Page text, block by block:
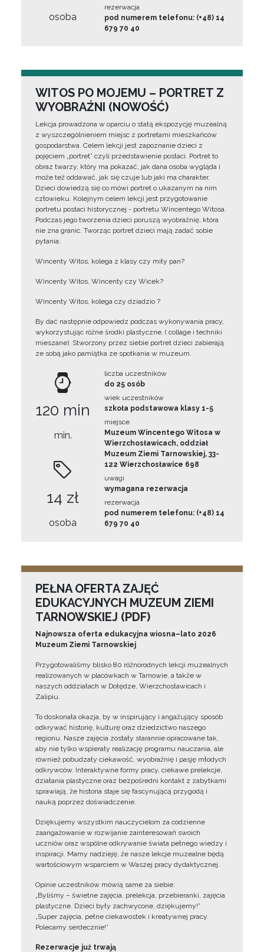
osoba
rezerwacja
pod numerem telefonu: (+48) 14
679 70 40
WITOS PO MOJEMU – PORTRET Z
WYOBRAŹNI (NOWOŚĆ)
Lekcja prowadzona w oparciu o stałą ekspozycję muzealną
z wyszczególnieniem miejsc z portretami mieszkańców
gospodarstwa. Celem lekcji jest zapoznanie dzieci z
pojęciem „portret” czyli przedstawienie postaci. Portret to
obraz twarzy, który ma pokazać, jak dana osoba wygląda i
może też oddawać, jak się czuje lub jaki ma charakter.
Dzieci dowiedzą się co mówi portret o ukazanym na nim
człowieku. Kolejnym celem lekcji jest przygotowanie
portretu postaci historycznej - portretu Wincentego Witosa.
Podczas jego tworzenia dzieci poruszą wyobraźnię, która
nie zna granic. Tworząc portret dzieci mają zadać sobie
pytania:
Wincenty Witos, kolega z klasy czy miły pan?
Wincenty Witos, Wincenty czy Wicek?
Wincenty Witos, kolega czy dziadzio ?
By dać następnie odpowiedz podczas wykonywania pracy,
wykorzystując różne środki plastyczne, ( collage i techniki
mieszane). Stworzony przez siebie portret dzieci zabierają
ze sobą jako pamiątka ze spotkania w muzeum.
120 min
min.
14 zł
osoba
liczba uczestników
do 25 osób
wiek uczestników
szkoła podstawowa klasy 1-5
miejsce
Muzeum Wincentego Witosa w
Wierzchosławicach, oddział
Muzeum Ziemi Tarnowskiej, 33-
122 Wierzchosławice 698
uwagi
wymagana rezerwacja
rezerwacja
pod numerem telefonu: (+48) 14
679 70 40
PEŁNA OFERTA ZAJĘĆ
EDUKACYJNYCH MUZEUM ZIEMI
TARNOWSKIEJ (PDF)
Najnowsza oferta edukacyjna wiosna–lato 2026
Muzeum Ziemi Tarnowskiej
Przygotowaliśmy blisko 80 różnorodnych lekcji muzealnych
realizowanych w placówkach w Tarnowie, a także w
naszych oddziałach w Dołędze, Wierzchosławicach i
Zalipiu.
To doskonała okazja, by w inspirujący i angażujący sposób
odkrywać historię, kulturę oraz dziedzictwo naszego
regionu. Nasze zajęcia zostały starannie opracowane tak,
aby nie tylko wspierały realizację programu nauczania, ale
również pobudzały ciekawość, wyobraźnię i pasję młodych
odkrywców. Interaktywne formy pracy, ciekawe prelekcje,
działania plastyczne oraz bezpośredni kontakt z zabytkami
sprawiają, że historia staje się fascynującą przygodą i
nauką poprzez doświadczenie.
Dziękujemy wszystkim nauczycielom za codzienne
zaangażowanie w rozwijanie zainteresowań swoich
uczniów oraz wspólne odkrywanie świata pełnego wiedzy i
inspiracji. Mamy nadzieję, że nasze lekcje muzealne będą
wartościowym wsparciem w Waszej pracy dydaktycznej.
Opinie uczestników mówią same za siebie:
„Byliśmy – świetne zajęcia, prelekcja, przebieranki, zajęcia
plastyczne. Dzieci były zachwycone, dziękujemy!”
„Super zajęcia, pełne ciekawostek i kreatywnej pracy.
Polecamy serdecznie!”
Rezerwacje już trwają